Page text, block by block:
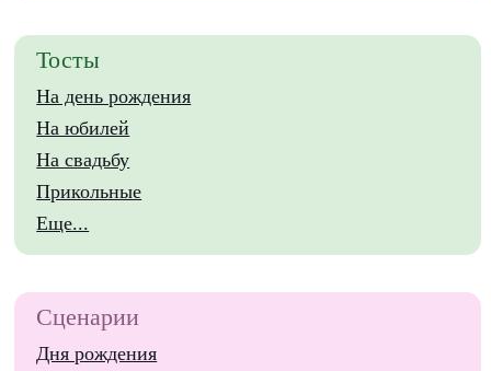
Тосты
На день рождения
На юбилей
На свадьбу
Прикольные
Еще...
Сценарии
Дня рождения